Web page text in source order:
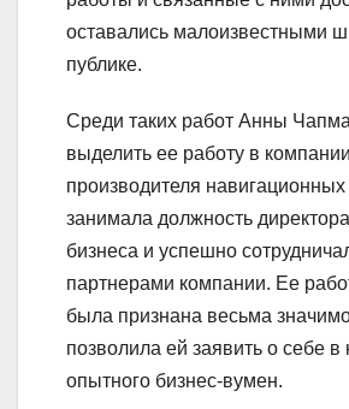
оставались малоизвестными
публике.
Среди таких работ Анны
выделить ее работу в
производителя
занимала должность
бизнеса и успешно
партнерами компании. Ее
была признана весьма
позволила ей заявить о себе в
опытного бизнес-вумен.